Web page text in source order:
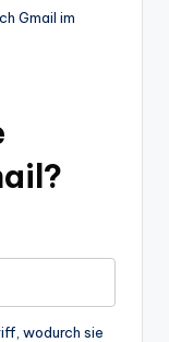
Gmail im
wodurch sie